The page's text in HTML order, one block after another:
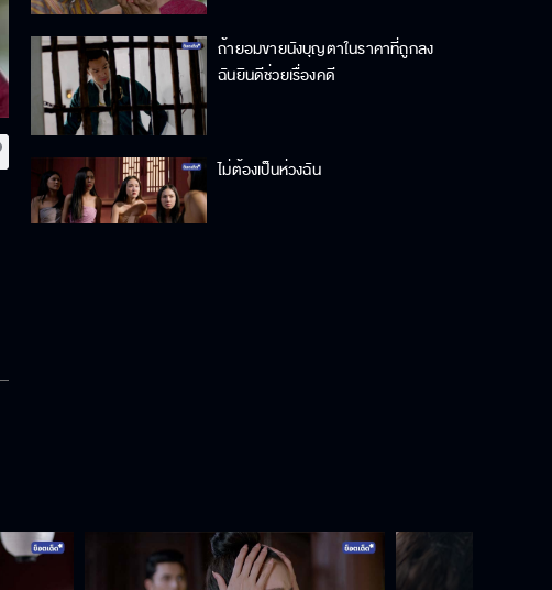
ถ้ายอมขายนังบุญตาในราคาที่ถูกลง
ฉันยินดีช่วยเรื่องคดี
ไม่ต้องเป็นห่วงฉัน
พวกเธอต้องหนีไปสแกนดิเนเวียนะ
กฎหมายเขาคุ้มครองเรา